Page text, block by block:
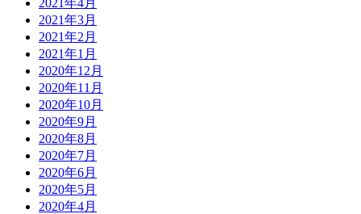
2021年3月
2021年2月
2021年1月
2020年12月
2020年11月
2020年10月
2020年9月
2020年8月
2020年7月
2020年6月
2020年5月
2020年4月